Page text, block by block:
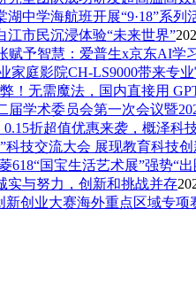
中学海航班开展“9·18”系列
市民沉浸体验“未来世界”
予智慧：爱普生x京东AI学
家庭影院CH-LS9000带来专
！无需魔法，国内直接用
届学术委员会第一次会议暨
折超值优惠来袭，概泽科
科技交流大会 展现教育科技创
618“国宝生活艺术展”强势“出
实与努力，创新和挑战并存
新创业大赛海外重点区域专